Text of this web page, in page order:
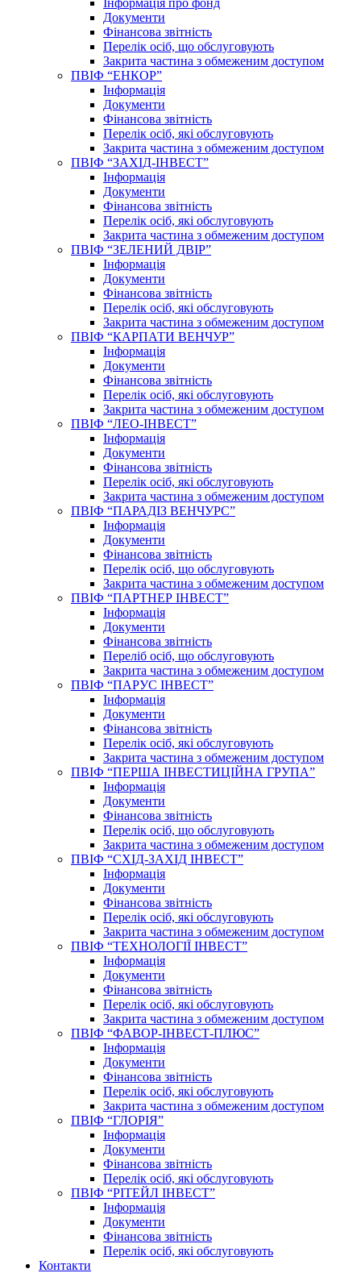
Інформація про фонд
Документи
Фінансова звітність
Перелік осіб, що обслуговують
Закрита частина з обмеженим доступом
ПВІФ “ЕНКОР”
Інформація
Документи
Фінансова звітність
Перелік осіб, які обслуговують
Закрита частина з обмеженим доступом
ПВІФ “ЗАХІД-ІНВЕСТ”
Інформація
Документи
Фінансова звітність
Перелік осіб, які обслуговують
Закрита частина з обмеженим доступом
ПВІФ “ЗЕЛЕНИЙ ДВІР”
Інформація
Документи
Фінансова звітність
Перелік осіб, які обслуговують
Закрита частина з обмеженим доступом
ПВІФ “КАРПАТИ ВЕНЧУР”
Інформація
Документи
Фінансова звітність
Перелік осіб, які обслуговують
Закрита частина з обмеженим доступом
ПВІФ “ЛЕО-ІНВЕСТ”
Інформація
Документи
Фінансова звітність
Перелік осіб, які обслуговують
Закрита частина з обмеженим доступом
ПВІФ “ПАРАДІЗ ВЕНЧУРС”
Інформація
Документи
Фінансова звітність
Перелік осіб, що обслуговують
Закрита частина з обмеженим доступом
ПВІФ “ПАРТНЕР ІНВЕСТ”
Інформація
Документи
Фінансова звітність
Переліб осіб, що обслуговують
Закрита частина з обмеженим доступом
ПВІФ “ПАРУС ІНВЕСТ”
Інформація
Документи
Фінансова звітність
Перелік осіб, які обслуговують
Закрита частина з обмеженим доступом
ПВІФ “ПЕРША ІНВЕСТИЦІЙНА ГРУПА”
Інформація
Документи
Фінансова звітність
Перелік осіб, що обслуговують
Закрита частина з обмеженим доступом
ПВІФ “СХІД-ЗАХІД ІНВЕСТ”
Інформація
Документи
Фінансова звітність
Перелік осіб, які обслуговують
Закрита частина з обмеженим доступом
ПВІФ “ТЕХНОЛОГІЇ ІНВЕСТ”
Інформація
Документи
Фінансова звітність
Перелік осіб, які обслуговують
Закрита частина з обмеженим доступом
ПВІФ “ФАВОР-ІНВЕСТ-ПЛЮС”
Інформація
Документи
Фінансова звітність
Перелік осіб, які обслуговують
Закрита частина з обмеженим доступом
ПВІФ “ГЛОРІЯ”
Інформація
Документи
Фінансова звітність
Перелік осіб, які обслуговують
ПВІФ “РІТЕЙЛ ІНВЕСТ”
Інформація
Документи
Фінансова звітність
Перелік осіб, які обслуговують
Контакти